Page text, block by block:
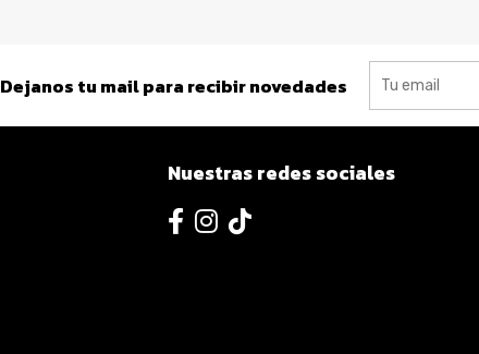
Dejanos tu mail para recibir novedades
Nuestras redes sociales